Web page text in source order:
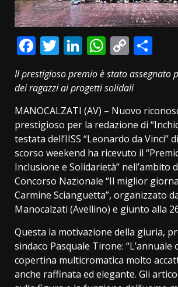
Facebook
Twitter
LinkedIn
Copy
Link
Il prestigioso premio è stato assegnato
dei ragazzi ai progetti solidali
MANOCALZATI (AV) – Nuovo
prestigioso per la redazione di
testata dell’IISS “Leonardo da Vinci”
scorso weekend ha ricevuto il
Inclusione e Solidarietà” nell’ambito
Concorso Nazionale “Il miglior
Carmine Scianguetta”, organizzato
Manocalzati (Avellino) e giunto alla
Questa la motivazione della giuria,
sindaco Pasquale Tirone: “L’annuale
copertina multicromatica molto
anche raffinata ed elegante. Gli